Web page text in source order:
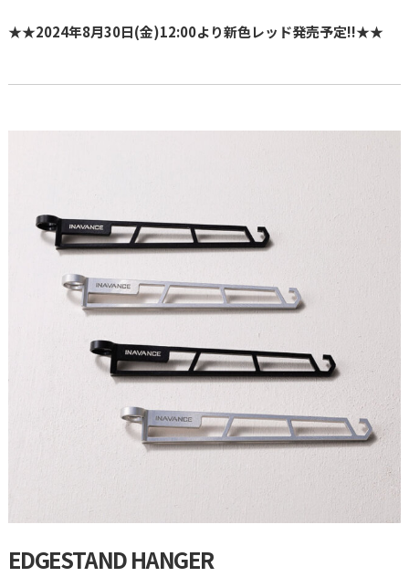
★★2024年8月30日(金)12:00より新色レッド発売予定!!★★
EDGESTAND HANGER